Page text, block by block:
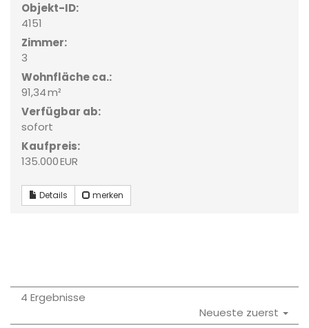
Objekt-ID:
4151
Zimmer:
3
Wohnfläche ca.:
91,34 m²
Verfügbar ab:
sofort
Kaufpreis:
135.000 EUR
Details merken
4 Ergebnisse
Neueste zuerst